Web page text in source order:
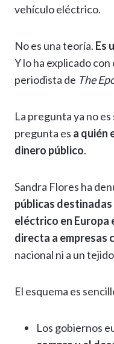
vehículo eléctrico.
No es una teoría. Es
Y lo ha explicado con
periodista de The
La pregunta ya no
pregunta es a quién
dinero público.
Sandra Flores ha
públicas
eléctrico en Europa
directa a empresas
nacional ni a un
El esquema es
Los gobiernos